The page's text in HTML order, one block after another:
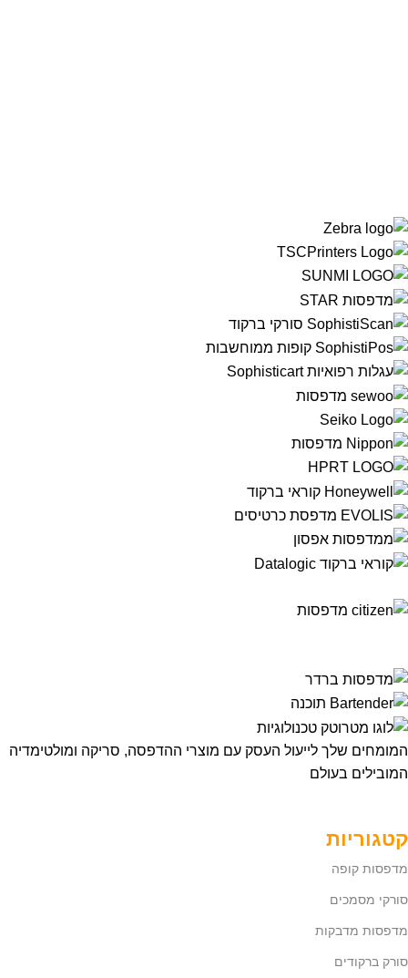
המומחים שלך לייעול העסק עם מוצרי ההדפסה, סריקה ומולטימדיה
המובילים בעולם
קטגוריות
מדפסות קופה
סורקי מסמכים
מדפסות מדבקות
סורק ברקודים